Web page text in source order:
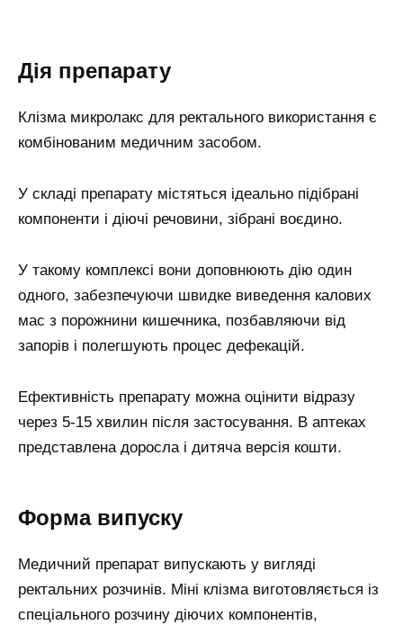
Дія препарату
Клізма микролакс для ректального використання є
комбінованим медичним засобом.
У складі препарату містяться ідеально підібрані
компоненти і діючі речовини, зібрані воєдино.
У такому комплексі вони доповнюють дію один
одного, забезпечуючи швидке виведення калових
мас з порожнини кишечника, позбавляючи від
запорів і полегшують процес дефекацій.
Ефективність препарату можна оцінити відразу
через 5-15 хвилин після застосування. В аптеках
представлена доросла і дитяча версія кошти.
Форма випуску
Медичний препарат випускають у вигляді
ректальних розчинів. Міні клізма виготовляється із
спеціального розчину діючих компонентів,